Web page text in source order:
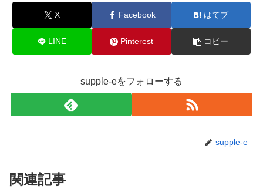
X Facebook はてブ
LINE Pinterest コピー
supple-eをフォローする
supple-e
関連記事